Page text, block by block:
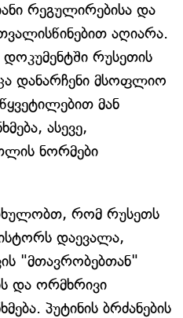
რეგულირებისა და
აღიარა.
რუსეთის
დანარჩენი მსოფლიო
მან
ასევე,
ნორმები
რომ რუსეთს
დაევალა,
"მთავრობებთან"
და ორმხრივი
პუტინის ბრძანების